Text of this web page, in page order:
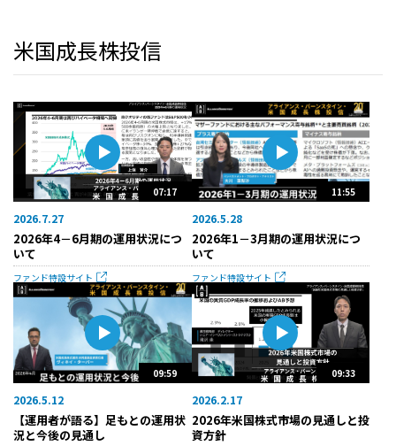
米国成長株投信
07:17
2026.7.27
2026年4－6月期の運用状況につ
いて
ファンド特設サイト
11:55
2026.5.28
2026年1－3月期の運用状況につ
いて
ファンド特設サイト
09:59
2026.5.12
【運用者が語る】足もとの運用状
況と今後の見通し
09:33
2026.2.17
2026年米国株式市場の見通しと投
資方針